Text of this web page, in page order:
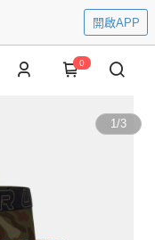
開啟APP
0
1/3